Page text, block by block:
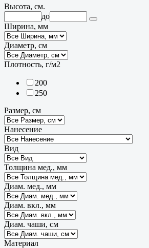
Высота, см.
до
Ширина, мм
Диаметр, см
Плотность, г/м2
200
250
Размер, см
Нанесение
Вид
Толщина мед., мм
Диам. мед., мм
Диам. вкл., мм
Диам. чаши, см
Материал